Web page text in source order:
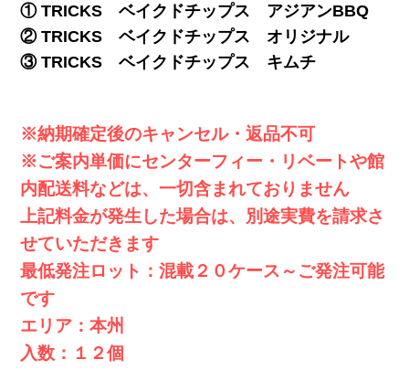
① TRICKS ベイクドチップス アジアンBBQ
② TRICKS ベイクドチップス オリジナル
③ TRICKS ベイクドチップス キムチ
※納期確定後のキャンセル・返品不可
※ご案内単価にセンターフィー・リベートや館
内配送料などは、一切含まれておりません
上記料金が発生した場合は、別途実費を請求さ
せていただきます
最低発注ロット：混載２０ケース～ご発注可能
です
エリア：本州
入数：１２個